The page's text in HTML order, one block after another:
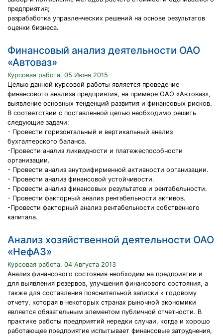
предприятия;
разрабаботка управленческих решений на основе результатов
оценки бизнеса.
Финансовый анализ деятельности ОАО
«Автоваз»
Курсовая работа, 05 Июня 2015
Целью данной курсовой работы является проведение
финансового анализа предприятия, на примере ОАО «Автоваз»,
выявление основных тенденций развития и финансовых рисков.
В соответствии с поставленной целью необходимо решить
следующие задачи:
- Провести горизонтальный и вертикальный анализ
бухгалтерского баланса.
-Провести анализ ликвидности и платежеспособности
организации.
- Провести анализ внутрифирменной активности организации.
- Провести анализ финансовой устойчивости.
- Провести анализ финансовых результатов и рентабельности.
- Провести факторный анализ рентабельности активов.
-Провести факторный анализ рентабельности собственного
капитала.
Анализ хозяйственной деятельности ОАО
«НефАЗ»
Курсовая работа, 04 Августа 2013
Анализ финансового состояния необходим на предприятии и
для выявления резервов, улучшения финансового состояния, а
также для составления пояснительной записки к годовому
отчету, которая в некоторых странах рыночной экономики
является обязательным элементом публичной отчетности. В
практике работы предприятий нередки случаи, когда и хорошо
работающее предприятие испытывает финансовые затруднения,